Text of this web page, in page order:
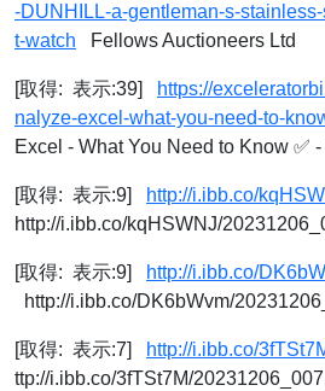
-DUNHILL-a-gentleman-s-
t-watch Fellows Auctioneers Ltd
[取得: 表示:39]
https://
nalyze-excel-what-you-need-to-
Excel - What You Need to Know ✅ -
[取得: 表示:9]
http://i.ibb.co/
http://i.ibb.co/kqHSWNJ/
[取得: 表示:9]
http://i.ibb.co/
http://i.ibb.co/DK6bWvm/
[取得: 表示:7] http://i.ibb.co/
ttp://i.ibb.co/3fTSt7M/